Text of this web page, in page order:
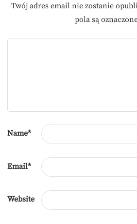
Twój adres email nie zostanie
pola są
Name*
Email*
Website